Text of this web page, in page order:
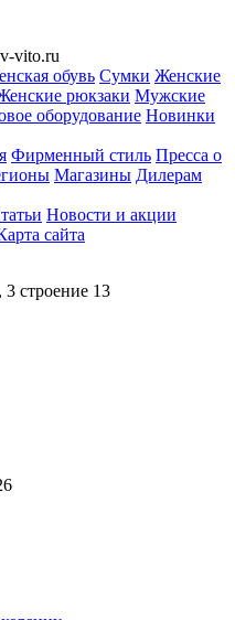
vito.ru
обувь Сумки Женские
рюкзаки Мужские
оборудование Новинки
Фирменный стиль Пресса о
Магазины Дилерам
Новости и акции
сайта
строение 13